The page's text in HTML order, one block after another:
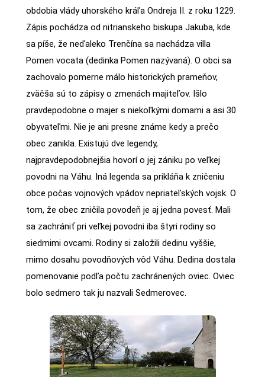
obdobia vlády uhorského kráľa Ondreja II. z roku 1229.
Zápis pochádza od nitrianskeho biskupa Jakuba, kde
sa píše, že neďaleko Trenčína sa nachádza villa
Pomen vocata (dedinka Pomen nazývaná). O obci sa
zachovalo pomerne málo historických prameňov,
zväčša sú to zápisy o zmenách majiteľov. Išlo
pravdepodobne o majer s niekoľkými domami a asi 30
obyvateľmi. Nie je ani presne známe kedy a prečo
obec zanikla. Existujú dve legendy,
najpravdepodobnejšia hovorí o jej zániku po veľkej
povodni na Váhu. Iná legenda sa prikláňa k zničeniu
obce počas vojnových vpádov nepriateľských vojsk. O
tom, že obec zničila povodeň je aj jedna povesť. Mali
sa zachrániť pri veľkej povodni iba štyri rodiny so
siedmimi ovcami. Rodiny si založili dedinu vyššie,
mimo dosahu povodňových vôd Váhu. Dedina dostala
pomenovanie podľa počtu zachránených oviec. Oviec
bolo sedmero tak ju nazvali Sedmerovec.